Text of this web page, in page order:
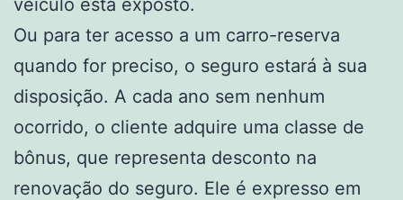
veículo está exposto.
Ou para ter acesso a um carro-reserva
quando for preciso, o seguro estará à sua
disposição. A cada ano sem nenhum
ocorrido, o cliente adquire uma classe de
bônus, que representa desconto na
renovação do seguro. Ele é expresso em